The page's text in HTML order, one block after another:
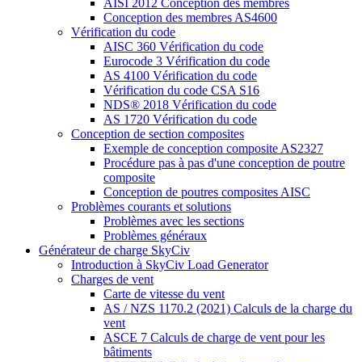
AISI 2012 Conception des membres
Conception des membres AS4600
Vérification du code
AISC 360 Vérification du code
Eurocode 3 Vérification du code
AS 4100 Vérification du code
Vérification du code CSA S16
NDS® 2018 Vérification du code
AS 1720 Vérification du code
Conception de section composites
Exemple de conception composite AS2327
Procédure pas à pas d'une conception de poutre
composite
Conception de poutres composites AISC
Problèmes courants et solutions
Problèmes avec les sections
Problèmes généraux
Générateur de charge SkyCiv
Introduction à SkyCiv Load Generator
Charges de vent
Carte de vitesse du vent
AS / NZS 1170.2 (2021) Calculs de la charge du
vent
ASCE 7 Calculs de charge de vent pour les
bâtiments